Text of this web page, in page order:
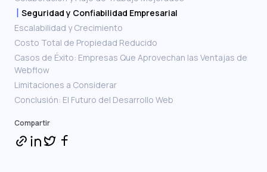
Seguridad y Confiabilidad Empresarial
Escalabilidad y Crecimiento
Costo Total de Propiedad Reducido
Casos de Éxito: Empresas Que Aprovechan las Ventajas de
Webflow
Limitaciones a Considerar
Conclusión: El Futuro del Desarrollo Web
Compartir